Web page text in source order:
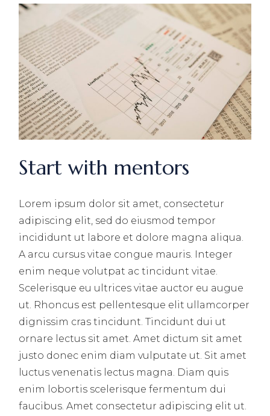
Start with mentors
Lorem ipsum dolor sit amet, consectetur
adipiscing elit, sed do eiusmod tempor
incididunt ut labore et dolore magna aliqua.
A arcu cursus vitae congue mauris. Integer
enim neque volutpat ac tincidunt vitae.
Scelerisque eu ultrices vitae auctor eu augue
ut. Rhoncus est pellentesque elit ullamcorper
dignissim cras tincidunt. Tincidunt dui ut
ornare lectus sit amet. Amet dictum sit amet
justo donec enim diam vulputate ut. Sit amet
luctus venenatis lectus magna. Diam quis
enim lobortis scelerisque fermentum dui
faucibus. Amet consectetur adipiscing elit ut.